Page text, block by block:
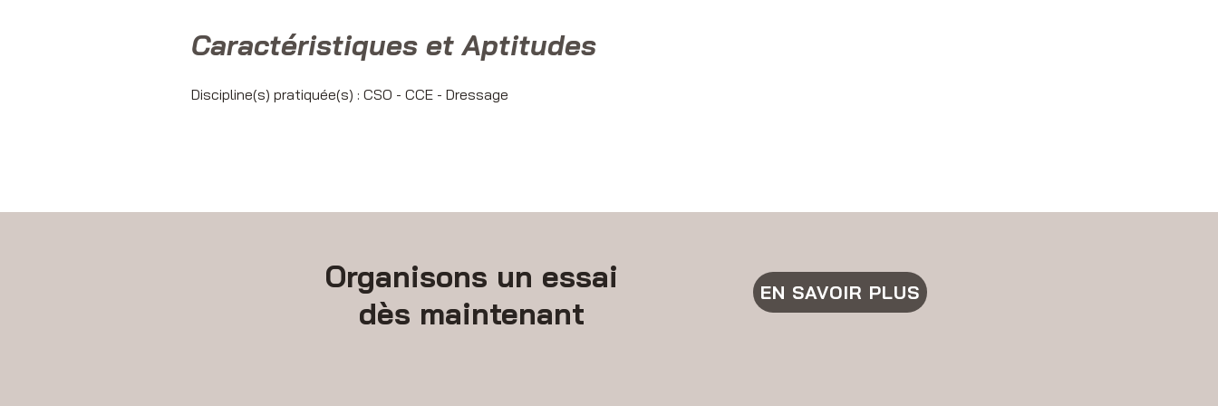
Caractéristiques et Aptitudes
Discipline(s) pratiquée(s) : CSO - CCE - Dressage
Organisons un essai
dès maintenant
EN SAVOIR PLUS